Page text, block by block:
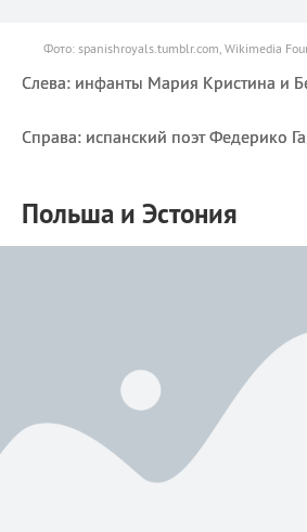
Фото: spanishroyals.tumblr.com, Wikimedia
Слева: инфанты Мария Кристина и
Справа: испанский поэт Федерико
Польша и Эстония